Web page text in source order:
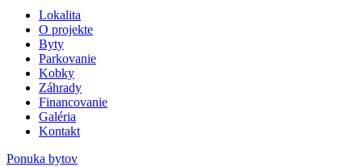
Lokalita
O projekte
Byty
Parkovanie
Kobky
Záhrady
Financovanie
Galéria
Kontakt
Ponuka bytov